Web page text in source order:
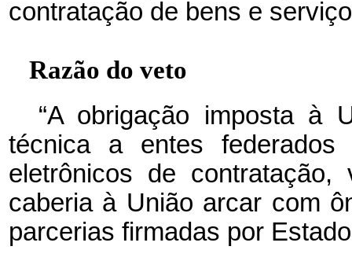
contratação de bens e
Razão do veto
“A obrigação imposta à
técnica a entes federados
eletrônicos de
caberia à União arcar com
parcerias firmadas por